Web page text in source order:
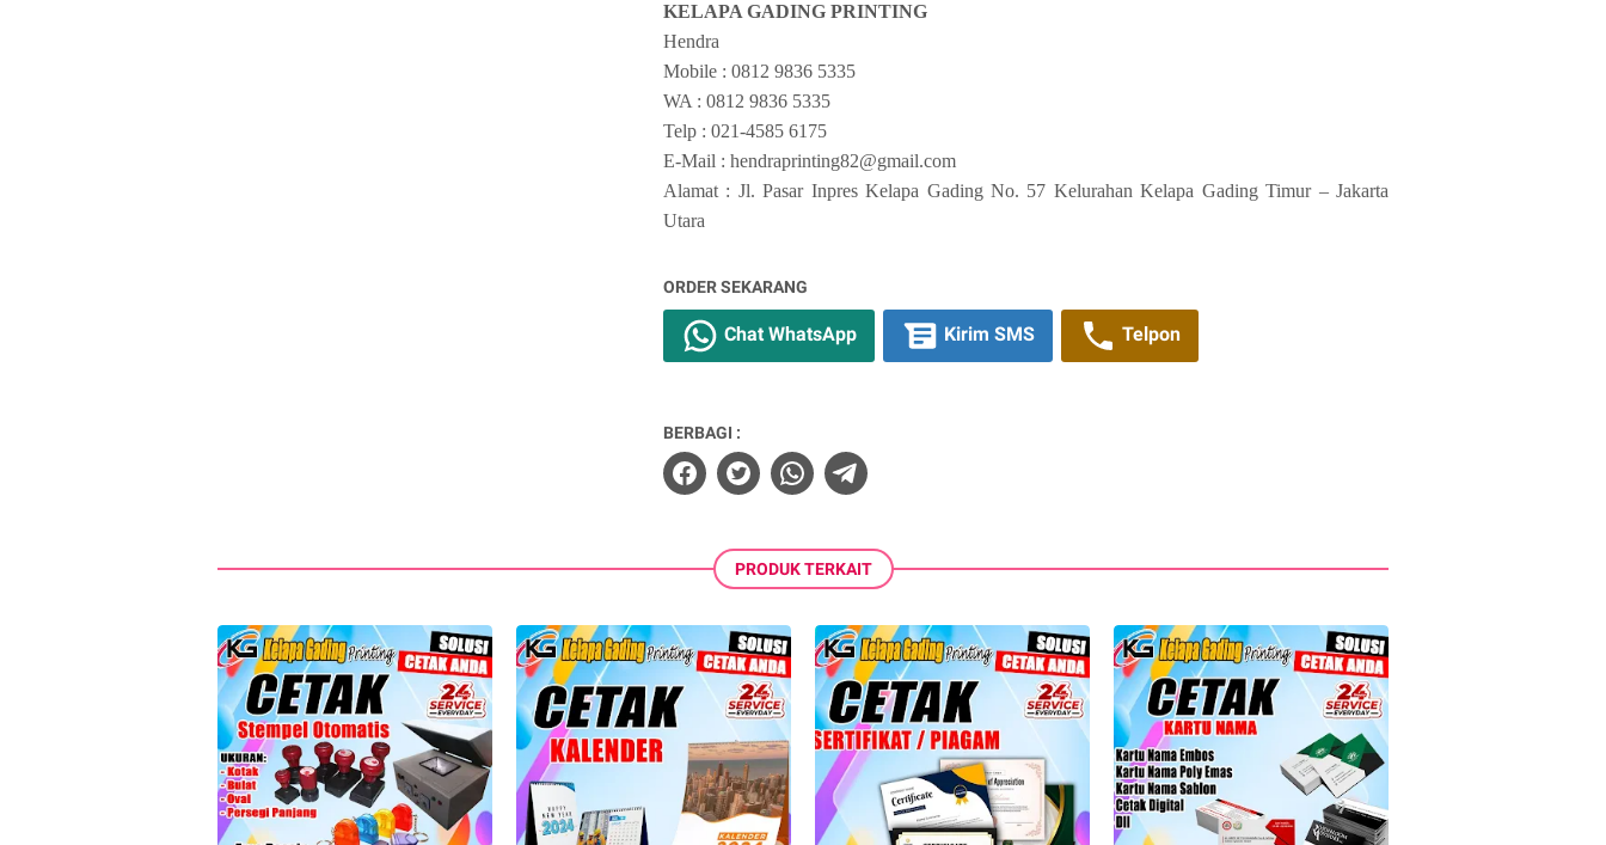
KELAPA GADING PRINTING
Hendra
Mobile : 0812 9836 5335
WA : 0812 9836 5335
Telp : 021-4585 6175
E-Mail : hendraprinting82@gmail.com
Alamat : Jl. Pasar Inpres Kelapa Gading No. 57 Kelurahan Kelapa Gading Timur – Jakarta
Utara
ORDER SEKARANG
Chat WhatsApp Kirim SMS Telpon
BERBAGI :
PRODUK TERKAIT